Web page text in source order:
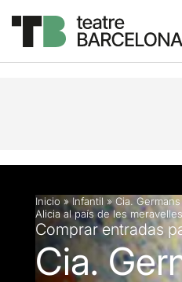
Descripción Ficha
Inicio » Infantil »Cia.
Alicia al país de les meravelles
Comprar entradas
Cia.